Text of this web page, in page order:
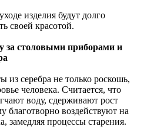
изделия будут долго
своей красотой.
за столовыми приборами и
из серебра не только роскошь,
человека. Считается, что
воду, сдерживают рост
благотворно воздействуют на
замедляя процессы старения.